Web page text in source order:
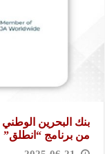
بنك البحرين الوطني
من برنامج “انطلق”